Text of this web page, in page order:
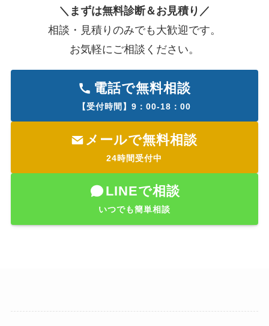
＼まずは無料診断＆お見積り／
相談・見積りのみでも大歓迎です。
お気軽にご相談ください。
電話で無料相談
【受付時間】9：00-18：00
メールで無料相談
24時間受付中
LINEで相談
いつでも簡単相談